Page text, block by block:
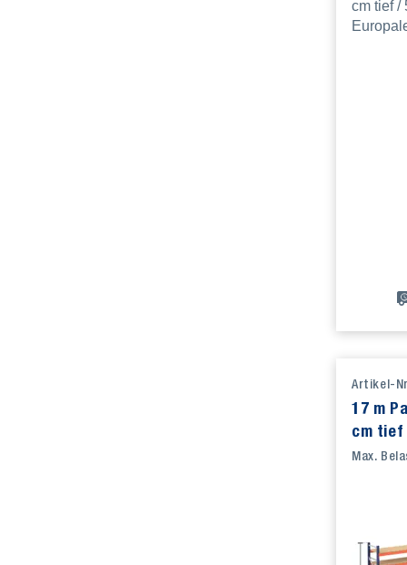
Artikel-
17 m
cm tief
Max.